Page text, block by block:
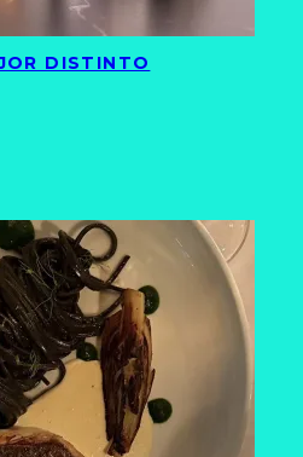
DISTINTO